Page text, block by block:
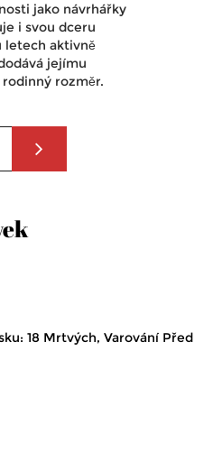
jako návrhářky
i svou dceru
letech aktivně
jejímu
rozměr.
18 Mrtvých, Varování Před